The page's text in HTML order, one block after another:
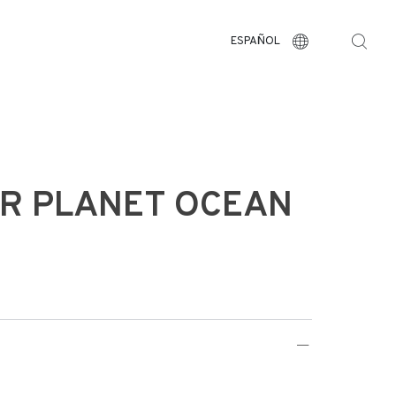
ESPAÑOL
PLANET OCEAN